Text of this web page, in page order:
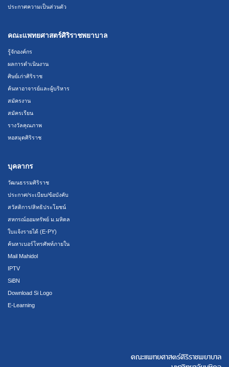
ประกาศความเป็นส่วนตัว
คณะแพทยศาสตร์ศิริราชพยาบาล
รู้จักองค์กร
ผลการดำเนินงาน
ศิษย์เก่าศิริราช
ค้นหาอาจารย์และผู้บริหาร
สมัครงาน
สมัครเรียน
รางวัลคุณภาพ
หอสมุดศิริราช
บุคลากร
วัฒนธรรมศิริราช
ประกาศ/ระเบียบ/ข้อบังคับ
สวัสดิการ/สิทธิประโยชน์
สหกรณ์ออมทรัพย์ ม.มหิดล
ใบแจ้งรายได้ (E-PY)
ค้นหาเบอร์โทรศัพท์ภายใน
Mail Mahidol
IPTV
SiBN
Download Si Logo
E-Learning
คณะแพทยศาสตร์ศิริราชพยาบาล